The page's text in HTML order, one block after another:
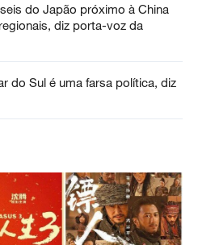
do Japão próximo à China
diz porta-voz da
do Sul é uma farsa política, diz